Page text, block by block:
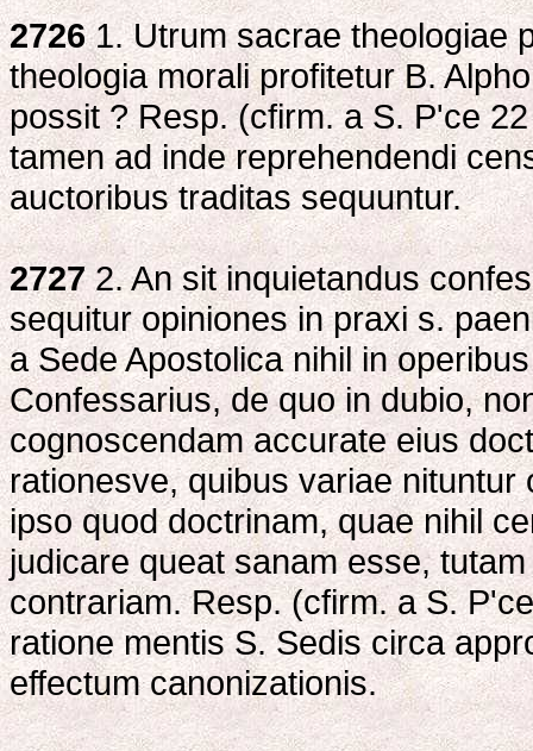
27261. Utrum sacrae theologiae
theologia morali profitetur B.
possit ? Resp. (cfirm. a S. P'ce
tamen ad inde reprehendendi
auctoribus traditas sequuntur.
27272. An sit inquietandus
sequitur opiniones in praxi s.
a Sede Apostolica nihil in
Confessarius, de quo in dubio,
cognoscendam accurate eius
rationesve, quibus variae
ipso quod doctrinam, quae nihil
judicare queat sanam esse,
contrariam. Resp. (cfirm. a S.
ratione mentis S. Sedis circa
effectum canonizationis.